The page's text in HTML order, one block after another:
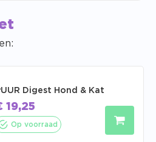
Digest Hond & Kat
19,25
Op voorraad